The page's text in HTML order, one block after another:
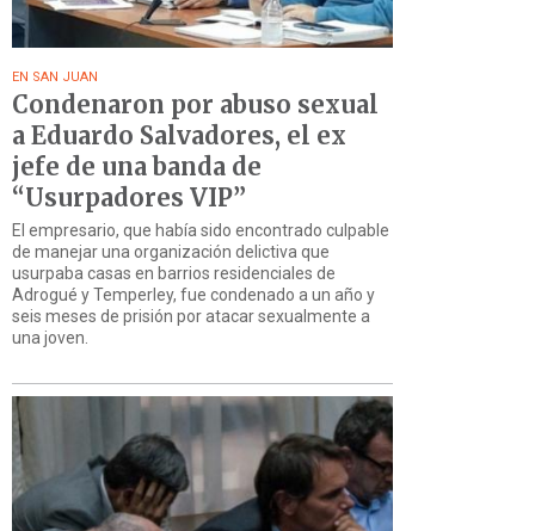
EN SAN JUAN
Condenaron por abuso sexual
a Eduardo Salvadores, el ex
jefe de una banda de
“Usurpadores VIP”
El empresario, que había sido encontrado culpable
de manejar una organización delictiva que
usurpaba casas en barrios residenciales de
Adrogué y Temperley, fue condenado a un año y
seis meses de prisión por atacar sexualmente a
una joven.